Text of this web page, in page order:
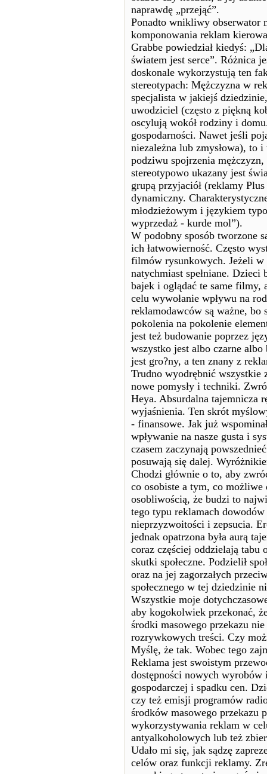
naprawdę „przejąć”.
Ponadto wnikliwy obserwator
komponowania reklam
Grabbe powiedział kiedyś:
światem jest serce”. Różnica
doskonale wykorzystują ten
stereotypach: Mężczyzna w
specjalista w jakiejś
uwodziciel (często z piękną
oscylują wokół rodziny i
gospodarności. Nawet jeśli
niezależna lub zmysłowa), to
podziwu spojrzenia
stereotypowo ukazany jest
grupą przyjaciół (reklamy
dynamiczny.
młodzieżowym i językiem
wyprzedaż - kurde mol”).
W podobny sposób tworzone
ich łatwowierność. Często
filmów rysunkowych. Jeżeli w
natychmiast spełniane. Dzieci
bajek i oglądać te same filmy,
celu wywołanie wpływu na
reklamodawców są ważne, bo
pokolenia na pokolenie
jest też budowanie poprzez
wszystko jest albo czarne
jest gro?ny, a ten znany z
Trudno wyodrębnić wszystkie
nowe pomysły i techniki.
Heya. Absurdalna tajemnicza
wyjaśnienia. Ten skrót
- finansowe. Jak już
wpływanie na nasze gusta i
czasem zaczynają
posuwają się dalej.
Chodzi głównie o to, aby
co osobiste a tym, co
osobliwością, że budzi to
tego typu reklamach
nieprzyzwoitości i zepsucia.
jednak opatrzona była aurą
coraz częściej oddzielają tabu
skutki społeczne. Podzielił
oraz na jej zagorzałych
społecznego w tej dziedzinie
Wszystkie moje
aby kogokolwiek przekonać,
środki masowego przekazu
rozrywkowych treści. Czy
Myślę, że tak. Wobec tego
Reklama jest swoistym
dostępności nowych wyrobów
gospodarczej i spadku cen.
czy też emisji programów
środków masowego przekazu
wykorzystywania reklam w
antyalkoholowych lub też
Udało mi się, jak sądzę
celów oraz funkcji reklamy.